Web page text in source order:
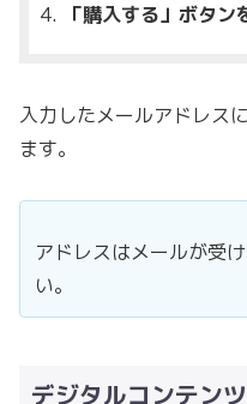
「購入する」ボタン
入力したメールアドレス
ます。
アドレスはメールが受
い。
デジタルコンテン